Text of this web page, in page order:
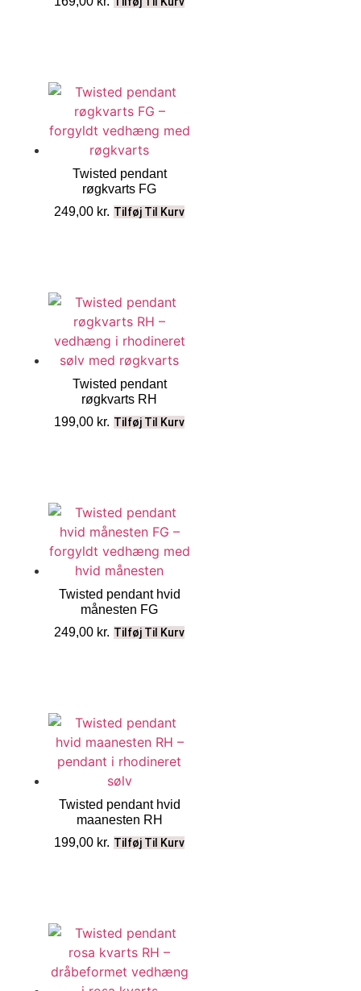
Twisted pendant
røgkvarts FG
249,00 kr. Tilføj Til Kurv
Twisted pendant
røgkvarts RH
199,00 kr. Tilføj Til Kurv
Twisted pendant hvid
månesten FG
249,00 kr. Tilføj Til Kurv
Twisted pendant hvid
maanesten RH
199,00 kr. Tilføj Til Kurv